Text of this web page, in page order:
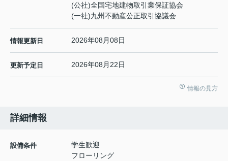
(公社)全国宅地建物取引業保証協会
(一社)九州不動産公正取引協議会
情報更新日 2026年08月08日
更新予定日 2026年08月22日
情報の見方
詳細情報
設備条件
学生歓迎
フローリング